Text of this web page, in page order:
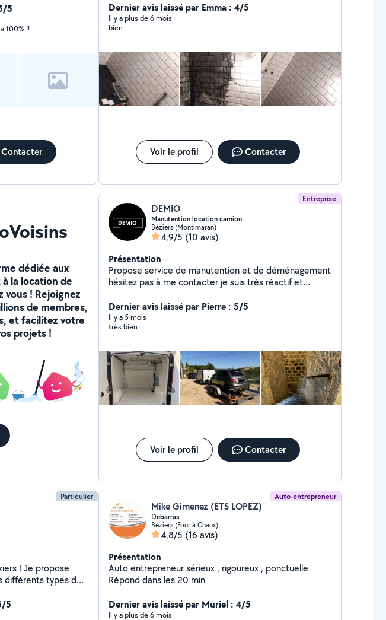
5
100% !!
Contacter
Dernier avis laissé par Emma : 4/5
Il y a plus de 6 mois
bien
Voir le profil Contacter
dédiée aux
la location de
! Rejoignez
de membres,
et facilitez votre
projets !
Entreprise
DEMIO
Manutention location camion
Béziers (Montimaran)
4,9/5 (10 avis)
Présentation
Propose service de manutention et de déménagement
hésitez pas à me contacter je suis très réactif et
de prestations Toutes distance acceptée.
Dernier avis laissé par Pierre : 5/5
Il y a 5 mois
très bien
Voir le profil Contacter
Particulier
différents types de
remontage Je suis
5
Auto-entrepreneur
Mike Gimenez (ETS LOPEZ)
Debarras
Béziers (Four à Chaux)
4,8/5 (16 avis)
Présentation
Auto entrepreneur sérieux , rigoureux , ponctuelle
Répond dans les 20 min
Dernier avis laissé par Muriel : 4/5
Il y a plus de 6 mois